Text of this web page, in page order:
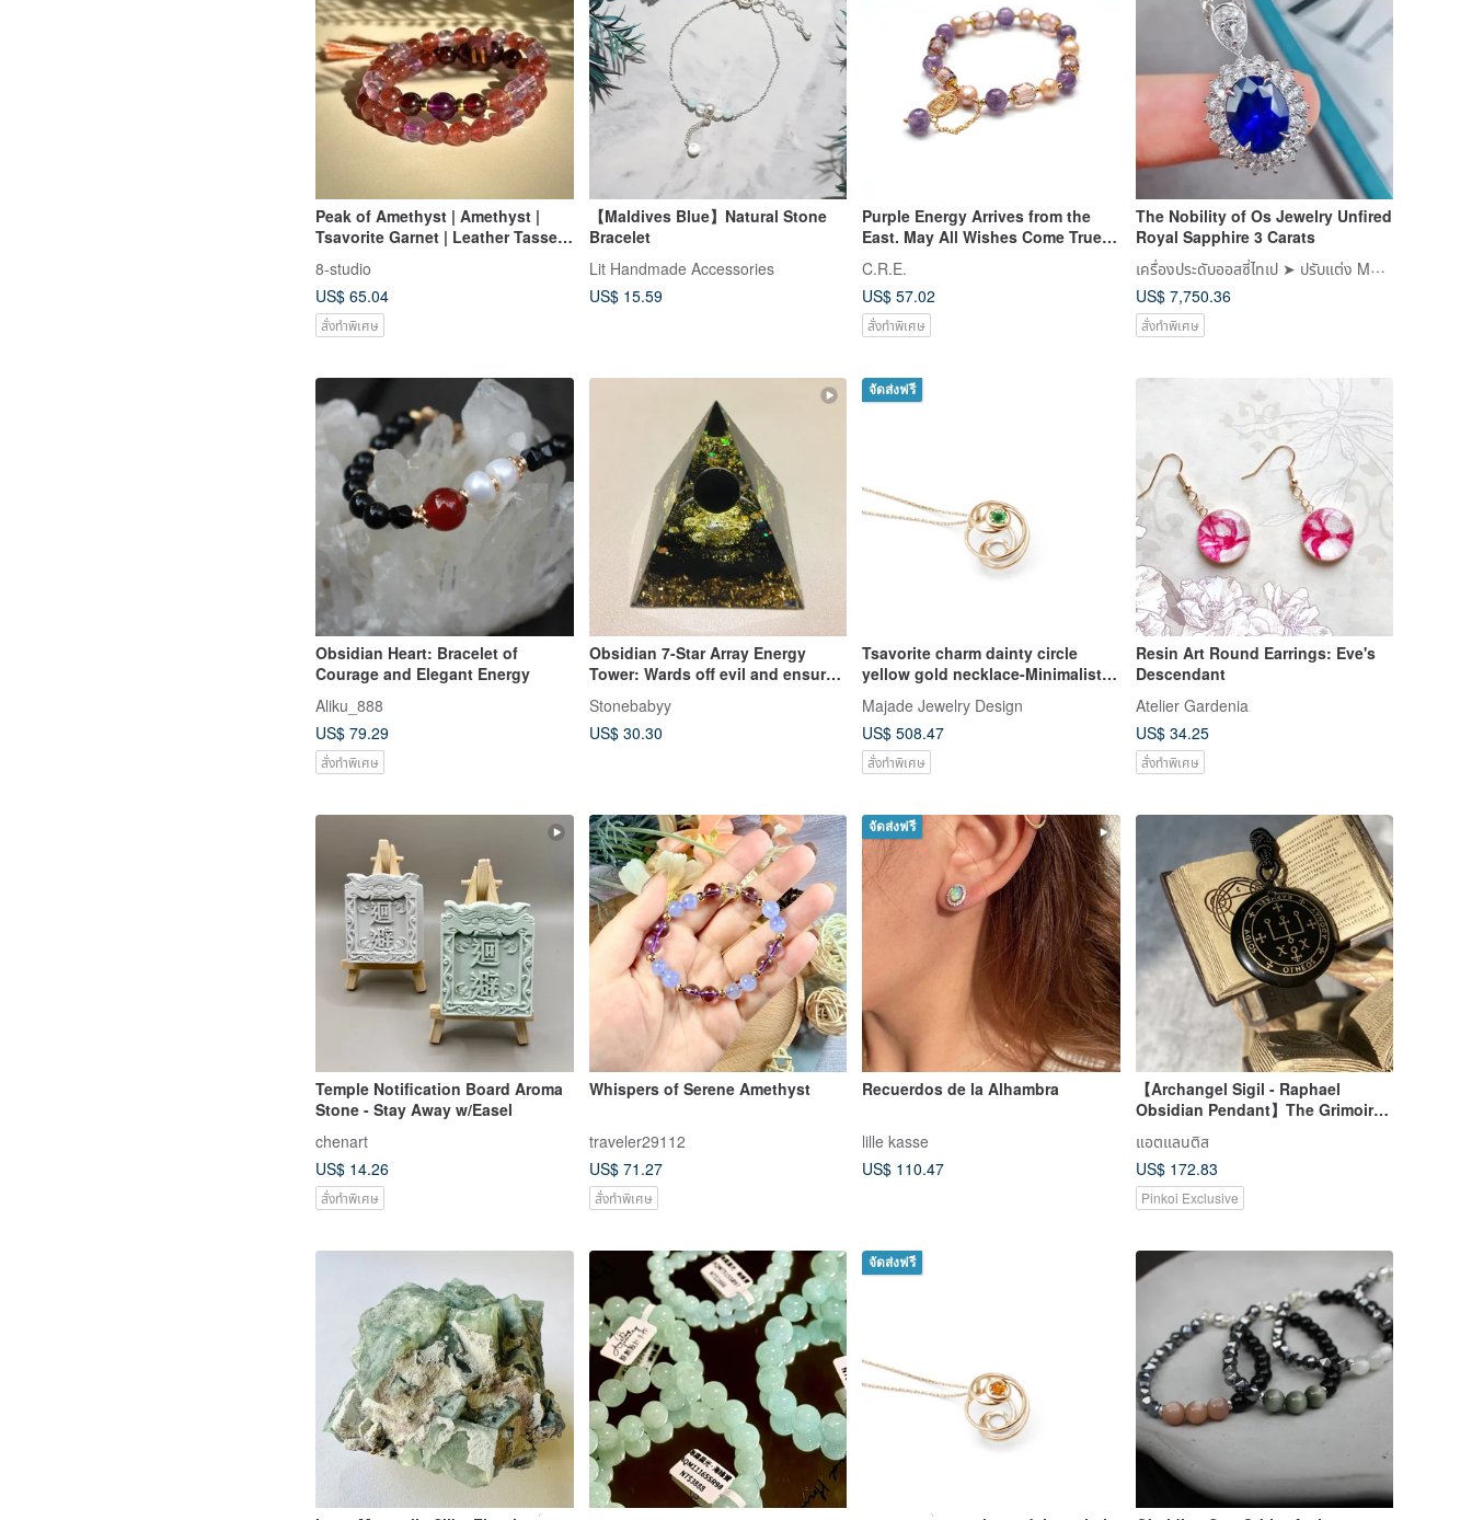
Peak of Amethyst | Amethyst |
Tsavorite Garnet | Leather Tassel |
Pigeon Blood Red Strawberry
Quartz
8-studio
US$ 65.04
สั่งทำพิเศษ
【Maldives Blue】Natural Stone
Bracelet
Lit Handmade Accessories
US$ 15.59
Purple Energy Arrives from the
East. May All Wishes Come True -
Women's Crystal Bracelet ||
Amethyst + Ruyi
C.R.E.
US$ 57.02
สั่งทำพิเศษ
The Nobility of Os Jewelry Unfired
Royal Sapphire 3 Carats
เครื่องประดับออสซี่ไทเป ➤ ปรับแต่ง Moissanite, Moissanite
US$ 7,750.36
สั่งทำพิเศษ
Obsidian Heart: Bracelet of
Courage and Elegant Energy
Aliku_888
US$ 79.29
สั่งทำพิเศษ
Obsidian 7-Star Array Energy
Tower: Wards off evil and ensures
Stonebabyy
US$ 30.30
จัดส่งฟรี
Tsavorite charm dainty circle
yellow gold necklace-Minimalist
Majade Jewelry Design
US$ 508.47
สั่งทำพิเศษ
Resin Art Round Earrings: Eve's
Descendant
Atelier Gardenia
US$ 34.25
สั่งทำพิเศษ
Temple Notification Board Aroma
Stone - Stay Away w/Easel
chenart
US$ 14.26
สั่งทำพิเศษ
Whispers of Serene Amethyst
traveler29112
US$ 71.27
สั่งทำพิเศษ
จัดส่งฟรี
Recuerdos de la Alhambra
lille kasse
US$ 110.47
【Archangel Sigil - Raphael
Obsidian Pendant】The Grimoire
แอตแลนติส
US$ 172.83
Pinkoi Exclusive
จัดส่งฟรี